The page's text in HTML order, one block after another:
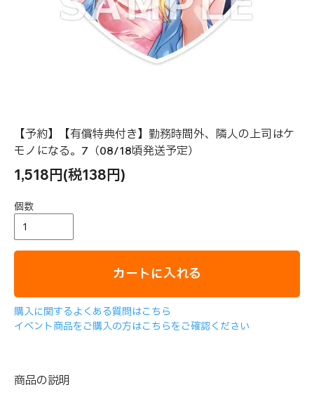
【予約】【有償特典付き】勤務時間外、隣人の上司はケ
モノになる。7（08/18頃発送予定）
1,518円(税138円)
個数
カートに入れる
購入に関するよくある質問はこちら
イベント商品をご購入の方はこちらをご確認ください
商品の説明